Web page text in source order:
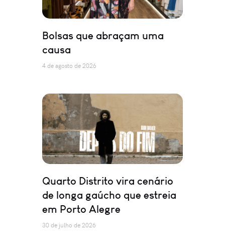
Bolsas que abraçam uma
causa
4 de agosto de 2026
Quarto Distrito vira cenário
de longa gaúcho que estreia
em Porto Alegre
30 de julho de 2026